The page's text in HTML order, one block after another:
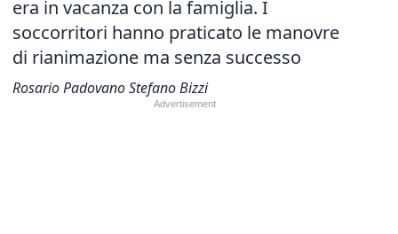
era in vacanza con la famiglia. I
soccorritori hanno praticato le manovre
di rianimazione ma senza successo
Rosario Padovano Stefano Bizzi